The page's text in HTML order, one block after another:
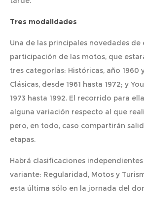
Tres modalidades
Una de las principales novedades de
participación de las motos, que
tres categorías: Históricas, año 1960
Clásicas, desde 1961 hasta 1972; y
1973 hasta 1992. El recorrido para
alguna variación respecto al que
pero, en todo, caso compartirán
etapas.
Habrá clasificaciones
variante: Regularidad, Motos y
esta última sólo en la jornada del